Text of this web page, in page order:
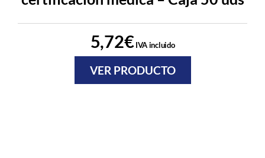
5,72€IVA incluido
VER PRODUCTO